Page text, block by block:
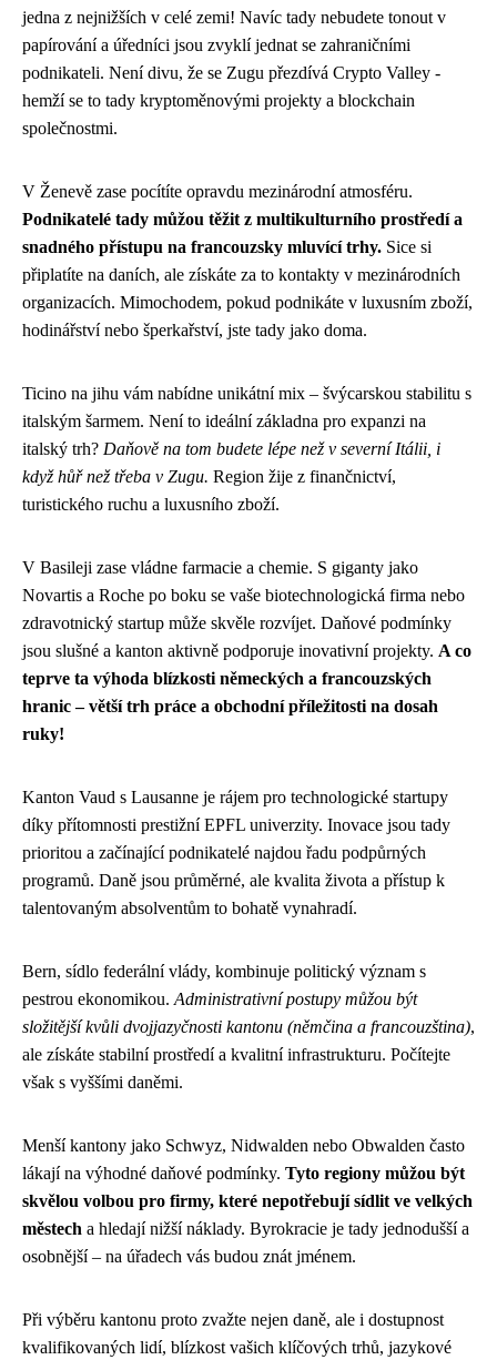
jedna z nejnižších v celé zemi! Navíc tady nebudete tonout v
papírování a úředníci jsou zvyklí jednat se zahraničními
podnikateli. Není divu, že se Zugu přezdívá Crypto Valley -
hemží se to tady kryptoměnovými projekty a blockchain
společnostmi.
V Ženevě zase pocítíte opravdu mezinárodní atmosféru.
Podnikatelé tady můžou těžit z multikulturního prostředí a
snadného přístupu na francouzsky mluvící trhy. Sice si
připlatíte na daních, ale získáte za to kontakty v mezinárodních
organizacích. Mimochodem, pokud podnikáte v luxusním zboží,
hodinářství nebo šperkařství, jste tady jako doma.
Ticino na jihu vám nabídne unikátní mix – švýcarskou stabilitu s
italským šarmem. Není to ideální základna pro expanzi na
italský trh? Daňově na tom budete lépe než v severní Itálii, i
když hůř než třeba v Zugu. Region žije z finančnictví,
turistického ruchu a luxusního zboží.
V Basileji zase vládne farmacie a chemie. S giganty jako
Novartis a Roche po boku se vaše biotechnologická firma nebo
zdravotnický startup může skvěle rozvíjet. Daňové podmínky
jsou slušné a kanton aktivně podporuje inovativní projekty. A co
teprve ta výhoda blízkosti německých a francouzských
hranic – větší trh práce a obchodní příležitosti na dosah
ruky!
Kanton Vaud s Lausanne je rájem pro technologické startupy
díky přítomnosti prestižní EPFL univerzity. Inovace jsou tady
prioritou a začínající podnikatelé najdou řadu podpůrných
programů. Daně jsou průměrné, ale kvalita života a přístup k
talentovaným absolventům to bohatě vynahradí.
Bern, sídlo federální vlády, kombinuje politický význam s
pestrou ekonomikou. Administrativní postupy můžou být
složitější kvůli dvojjazyčnosti kantonu (němčina a francouzština),
ale získáte stabilní prostředí a kvalitní infrastrukturu. Počítejte
však s vyššími daněmi.
Menší kantony jako Schwyz, Nidwalden nebo Obwalden často
lákají na výhodné daňové podmínky. Tyto regiony můžou být
skvělou volbou pro firmy, které nepotřebují sídlit ve velkých
městech a hledají nižší náklady. Byrokracie je tady jednodušší a
osobnější – na úřadech vás budou znát jménem.
Při výběru kantonu proto zvažte nejen daně, ale i dostupnost
kvalifikovaných lidí, blízkost vašich klíčových trhů, jazykové